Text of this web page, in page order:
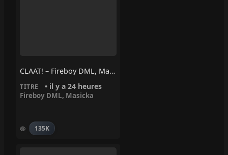
CLAAT! – Fireboy DML, Masicka
TITRE • il y a 24 heures
Fireboy DML, Masicka
135K